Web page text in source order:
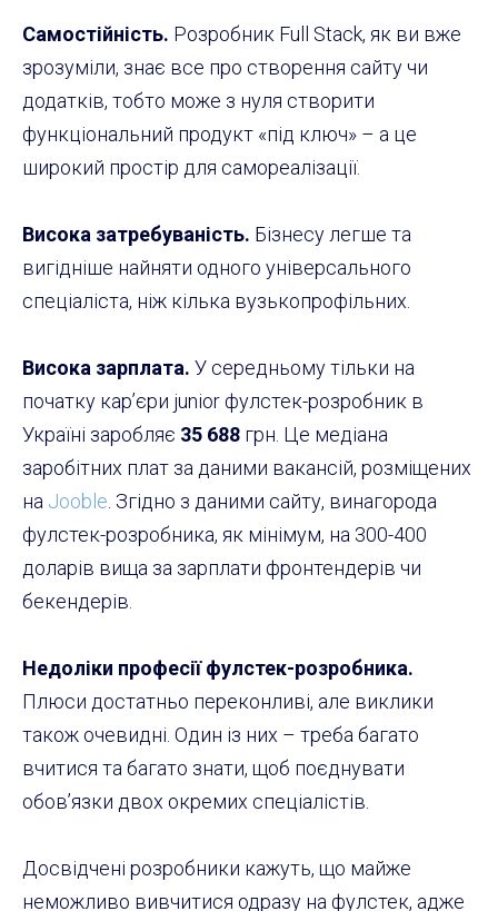
Самостійність. Розробник Full Stack, як ви вже
зрозуміли, знає все про створення сайту чи
додатків, тобто може з нуля створити
функціональний продукт «під ключ» – а це
широкий простір для самореалізації.
Висока затребуваність. Бізнесу легше та
вигідніше найняти одного універсального
спеціаліста, ніж кілька вузькопрофільних.
Висока зарплата. У середньому тільки на
початку кар’єри junior фулстек-розробник в
Україні заробляє 35 688 грн. Це медіана
заробітних плат за даними вакансій, розміщених
на Jooble . Згідно з даними сайту, винагорода
фулстек-розробника, як мінімум, на 300-400
доларів вища за зарплати фронтендерів чи
бекендерів.
Недоліки професії фулстек-розробника.
Плюси достатньо переконливі, але виклики
також очевидні. Один із них – треба багато
вчитися та багато знати, щоб поєднувати
обов’язки двох окремих спеціалістів.
Досвідчені розробники кажуть, що майже
неможливо вивчитися одразу на фулстек, адже